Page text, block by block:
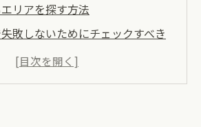
リアを探す方法
敗しないためにチェックすべき